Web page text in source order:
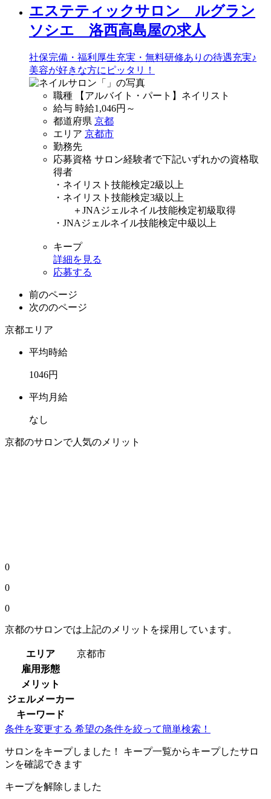
エステティックサロン ルグラン
ソシエ 洛西高島屋の求人
社保完備・福利厚生充実・無料研修ありの待遇充実♪
美容が好きな方にピッタリ！
職種
【アルバイト・パート】ネイリスト
給与 時給1,046円～
都道府県 京都
エリア 京都市
勤務先
応募資格 サロン経験者で下記いずれかの資格取
得者
・ネイリスト技能検定2級以上
・ネイリスト技能検定3級以上
＋JNAジェルネイル技能検定初級取得
・JNAジェルネイル技能検定中級以上
キープ
詳細を見る
応募する
前のページ
次ののページ
京都エリア
平均時給
1046円
平均月給
なし
京都のサロンで人気のメリット
0
0
0
京都のサロンでは上記のメリットを採用しています。
エリア
京都市
雇用形態
メリット
ジェルメーカー
キーワード
条件を変更する 希望の条件を絞って簡単検索！
サロンをキープしました！ キープ一覧からキープしたサロ
ンを確認できます
キープを解除しました